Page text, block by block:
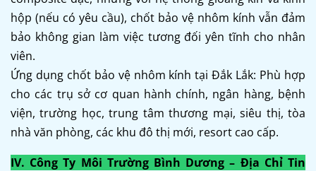
hộp (nếu có yêu cầu), chốt bảo vệ nhôm kính vẫn đảm
bảo không gian làm việc tương đối yên tĩnh cho nhân
viên.
Ứng dụng chốt bảo vệ nhôm kính tại Đắk Lắk: Phù hợp
cho các trụ sở cơ quan hành chính, ngân hàng, bệnh
viện, trường học, trung tâm thương mại, siêu thị, tòa
nhà văn phòng, các khu đô thị mới, resort cao cấp.
IV. Công Ty Môi Trường Bình Dương – Địa Chỉ Tin